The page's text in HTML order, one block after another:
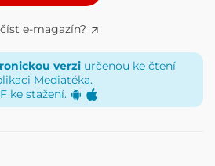
e-magazín?
verzi určenou ke čtení
Mediatéka.
ke stažení.